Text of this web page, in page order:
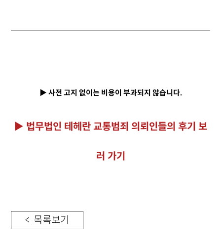
▶ 사전 고지 없이는 비용이 부과되지 않습니다.
▶ 법무법인 테헤란 교통범죄 의뢰인들의 후기 보
러 가기
< 목록보기